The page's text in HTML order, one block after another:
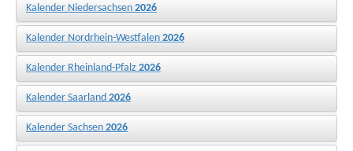
Kalender Niedersachsen 2026
Kalender Nordrhein-Westfalen 2026
Kalender Rheinland-Pfalz 2026
Kalender Saarland 2026
Kalender Sachsen 2026